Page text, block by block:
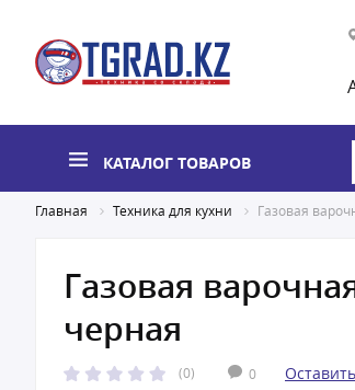
КАТАЛОГ ТОВАРОВ
Главная Техника для кухни Газовая
Газовая
черная
(0) 0